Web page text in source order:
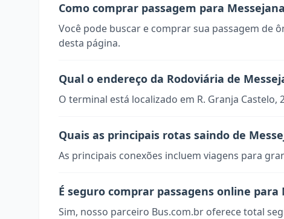
Como comprar passagem para
Você pode buscar e comprar sua passagem de
desta página.
Qual o endereço da Rodoviária de
O terminal está localizado em R. Granja Castelo,
Quais as principais rotas saindo de
As principais conexões incluem viagens para
É seguro comprar passagens online para
Sim, nosso parceiro Bus.com.br oferece total